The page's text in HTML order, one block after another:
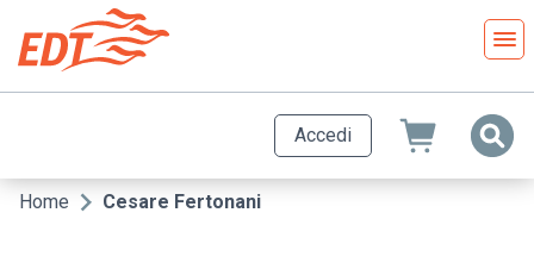
contenuto
principale
Accedi
Briciole
Home Cesare Fertonani